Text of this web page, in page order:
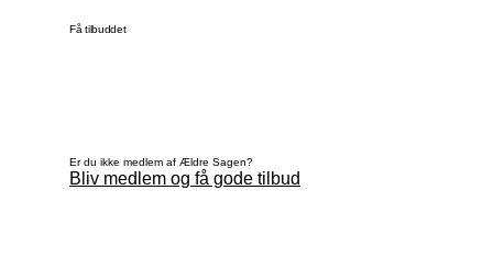
Få tilbuddet
Er du ikke medlem af Ældre Sagen?
Bliv medlem og få gode tilbud